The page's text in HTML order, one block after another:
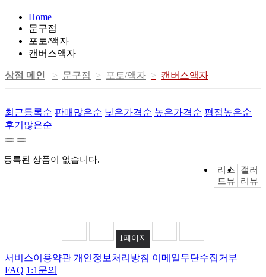
Home
문구점
포토/액자
캔버스액자
상점 메인 문구점 포토/액자 캔버스액자
최근등록순 판매많은순 낮은가격순 높은가격순 평점높은순
후기많은순
리스
트뷰
갤러
리뷰
등록된 상품이 없습니다.
1페이지
서비스이용약관 개인정보처리방침 이메일무단수집거부
FAQ 1:1문의